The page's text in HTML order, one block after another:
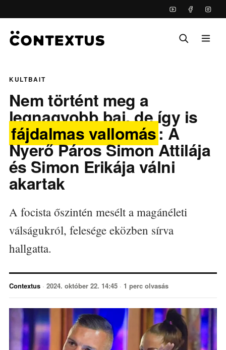
KULTBAIT
Nem történt meg a
legnagyobb baj, de így is
fájdalmas vallomás: A
Nyerő Páros Simon Attilája
és Simon Erikája válni
akartak
A focista őszintén mesélt a magánéleti
válságukról, felesége eközben sírva
hallgatta.
Contextus · 2024. október 22. 14:45 · 1 perc olvasás